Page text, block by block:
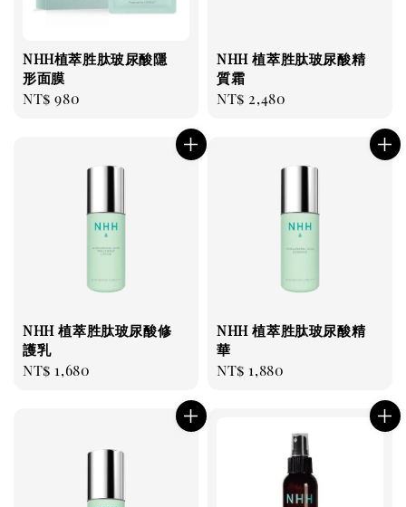
NHH植萃胜肽玻尿酸隱
形面膜
Regular
NT$ 980
NHH 植萃胜肽玻尿酸精
質霜
Regular
NT$ 2,480
NHH 植萃胜肽玻尿酸修
護乳
Regular
NT$ 1,680
NHH 植萃胜肽玻尿酸精
華
Regular
NT$ 1,880